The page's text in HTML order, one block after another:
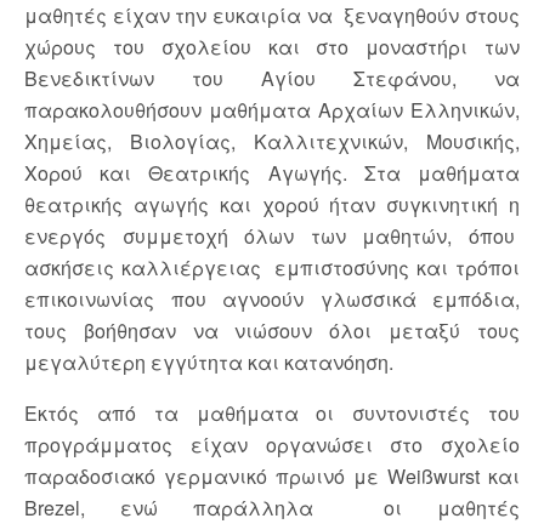
μαθητές είχαν την ευκαιρία να ξεναγηθούν στους
χώρους του σχολείου και στο μοναστήρι των
Βενεδικτίνων του Αγίου Στεφάνου, να
παρακολουθήσουν μαθήματα Αρχαίων Ελληνικών,
Χημείας, Βιολογίας, Καλλιτεχνικών, Μουσικής,
Χορού και Θεατρικής Αγωγής. Στα μαθήματα
θεατρικής αγωγής και χορού ήταν συγκινητική η
ενεργός συμμετοχή όλων των μαθητών, όπου
ασκήσεις καλλιέργειας εμπιστοσύνης και τρόποι
επικοινωνίας που αγνοούν γλωσσικά εμπόδια,
τους βοήθησαν να νιώσουν όλοι μεταξύ τους
μεγαλύτερη εγγύτητα και κατανόηση.
Εκτός από τα μαθήματα οι συντονιστές του
προγράμματος είχαν οργανώσει στο σχολείο
παραδοσιακό γερμανικό πρωινό με Weißwurst και
Brezel, ενώ παράλληλα οι μαθητές